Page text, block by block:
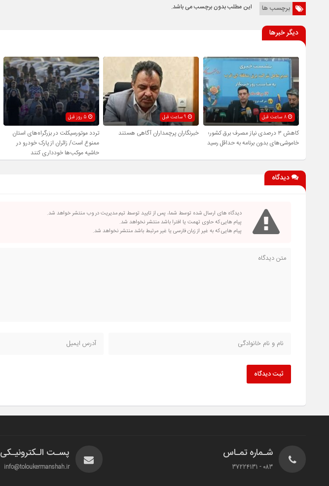
برچسب ها این مطلب بدون برچسب می باشد.
دیگر خبرها
8 ساعت قبل
کاهش ۳ درصدی نیاز مصرف برق کشور؛
خاموشی‌های بدون برنامه به حداقل رسید
9 ساعت قبل
خبرنگاران پرچمداران آگاهی هستند
تردد موتورسیکلت در بزرگراه‌های استان
ممنوع است/ زائران از پارک خودرو در
حاشیه موکب‌ها خودداری کنند
دیدگاه
دیدگاه های ارسال شده توسط شما، پس از تایید توسط تیم مدیریت در وب منتشر خواهد شد.
پیام هایی که حاوی تهمت یا افترا باشد منتشر نخواهد شد.
پیام هایی که به غیر از زبان فارسی یا غیر مرتبط باشد منتشر نخواهد شد.
ثبت دیدگاه
شـماره تمـاس
083 - 37224131
پسـت الـکترونیـکی
info@toloukermanshah.ir